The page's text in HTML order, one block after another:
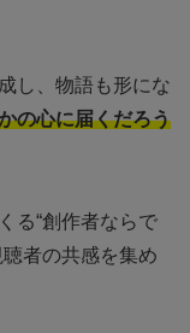
し、物語も形にな
の心に届くだろう
る“創作者ならで
者の共感を集め